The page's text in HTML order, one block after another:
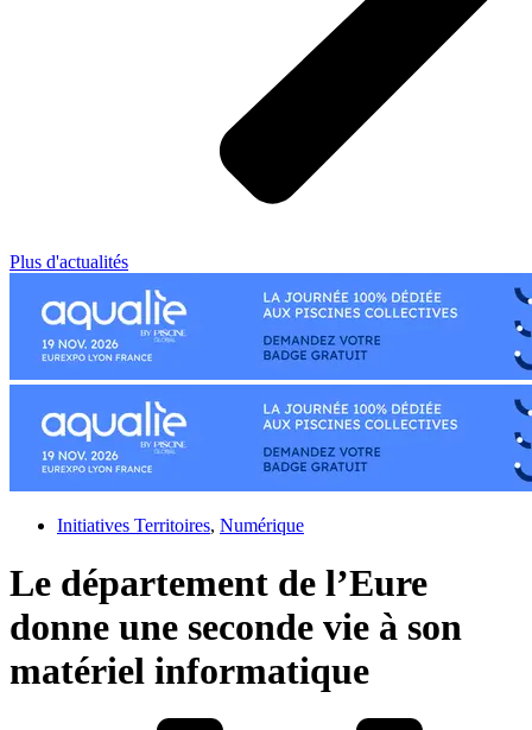
Plus d'actualités
Initiatives Territoires, Numérique
Le département de l’Eure
donne une seconde vie à son
matériel informatique